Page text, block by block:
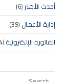
أحدث الأخبار (6)
إدارة الأعمال (39)
الفاتورة الإلكترونية (54)